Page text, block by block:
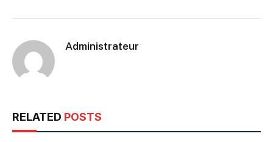
Administrateur
RELATED POSTS